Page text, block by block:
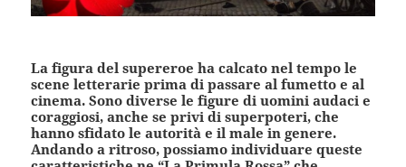
La figura del supereroe ha calcato nel tempo le
scene letterarie prima di passare al fumetto e al
cinema. Sono diverse le figure di uomini audaci e
coraggiosi, anche se privi di superpoteri, che
hanno sfidato le autorità e il male in genere.
Andando a ritroso, possiamo individuare queste